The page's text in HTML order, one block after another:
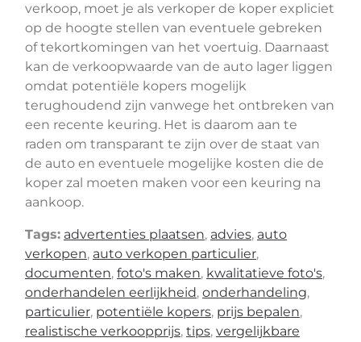
verkoop, moet je als verkoper de koper expliciet
op de hoogte stellen van eventuele gebreken
of tekortkomingen van het voertuig. Daarnaast
kan de verkoopwaarde van de auto lager liggen
omdat potentiële kopers mogelijk
terughoudend zijn vanwege het ontbreken van
een recente keuring. Het is daarom aan te
raden om transparant te zijn over de staat van
de auto en eventuele mogelijke kosten die de
koper zal moeten maken voor een keuring na
aankoop.
Tags: advertenties plaatsen, advies, auto
verkopen, auto verkopen particulier,
documenten, foto's maken, kwalitatieve foto's,
onderhandelen eerlijkheid, onderhandeling,
particulier, potentiële kopers, prijs bepalen,
realistische verkoopprijs, tips, vergelijkbare